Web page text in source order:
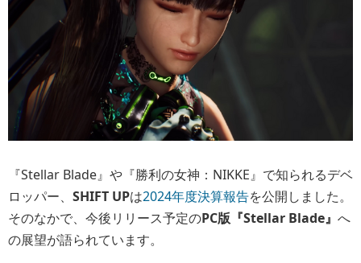
『Stellar Blade』や『勝利の女神：NIKKE』で知られるデベ
ロッパー、 SHIFT UPは2024年度決算報告を公開しました。
そのなかで、今後リリース予定のPC版『Stellar Blade』 へ
の展望が語られています。